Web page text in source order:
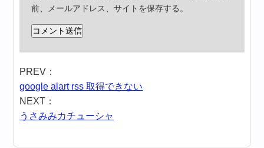
前、メールアドレス、サイトを保存する。
PREV：
google alart rss 取得できない
NEXT：
うさみみカチューシャ